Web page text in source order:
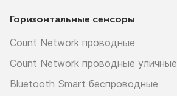
Горизонтальные сенсоры
Count Network проводные
Count Network проводные уличные
Bluetooth Smart беспроводные